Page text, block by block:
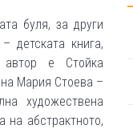
буля, за други
детската книга,
е Стойка
Мария Стоева –
художествена
на абстрактното,